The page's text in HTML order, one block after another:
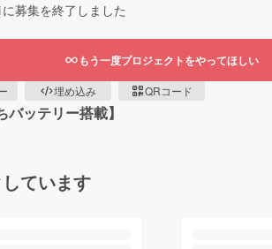
に募集を終了しました
もう一度プロジェクトをやってほしい
埋め込み QRコード
ッテリー搭載】
ています